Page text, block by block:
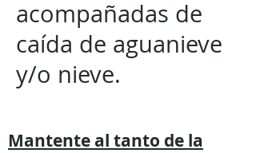
acompañadas de
caída de aguanieve
y/o nieve.
Mantente al tanto de la